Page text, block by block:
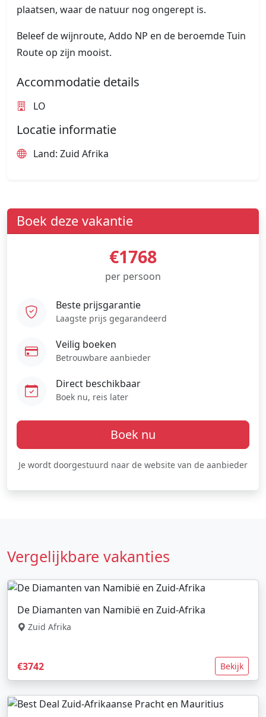
plaatsen, waar de natuur nog ongerept is.
Beleef de wijnroute, Addo NP en de beroemde Tuin
Route op zijn mooist.
Accommodatie details
LO
Locatie informatie
Land: Zuid Afrika
Boek deze vakantie
€1768
per persoon
Beste prijsgarantie
Laagste prijs gegarandeerd
Veilig boeken
Betrouwbare aanbieder
Direct beschikbaar
Boek nu, reis later
Boek nu
Je wordt doorgestuurd naar de website van de aanbieder
Vergelijkbare vakanties
De Diamanten van Namibië en Zuid-Afrika
Zuid Afrika
€3742 Bekijk